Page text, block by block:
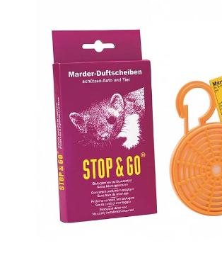
Steenmarters zoeken vaak warmte en
de motorkap van auto's, vooral tijdens
Hun aanwezigheid kan leiden tot:
Beschadigde kabels en leidingen,
in motorstoringen.
Beschadigd isolatiemateriaal, wat
verminderde efficiëntie van uw
Gevaarlijke situaties op de weg
defecten.
Het implementeren vanmarter afweer